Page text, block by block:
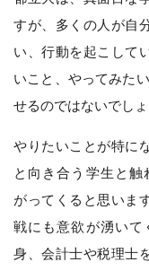
すが、多くの人が自
い、行動を起こして
いこと、やってみた
せるのではないでしょ
やりたいことが特に
と向き合う学生と
がってくると思いま
戦にも意欲が湧いて
身、会計士や税理士